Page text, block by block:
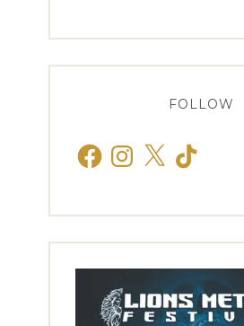
FOLLOW
FacebookInstagram
X TikTok